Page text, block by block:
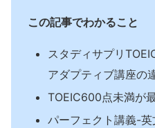
この記事でわかること
スタディサプリ
アダプティブ講座の
TOEIC600点未満が
パーフェクト講義-